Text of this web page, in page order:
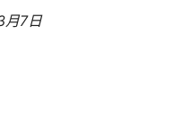
7日